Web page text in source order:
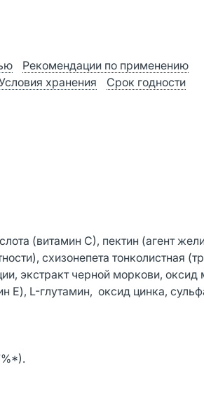
Рекомендации по применению
хранения
Срок годности
(витамин С), пектин (агент
схизонепета тонколистная
экстракт черной моркови, оксид
E), L-глутамин, оксид цинка,